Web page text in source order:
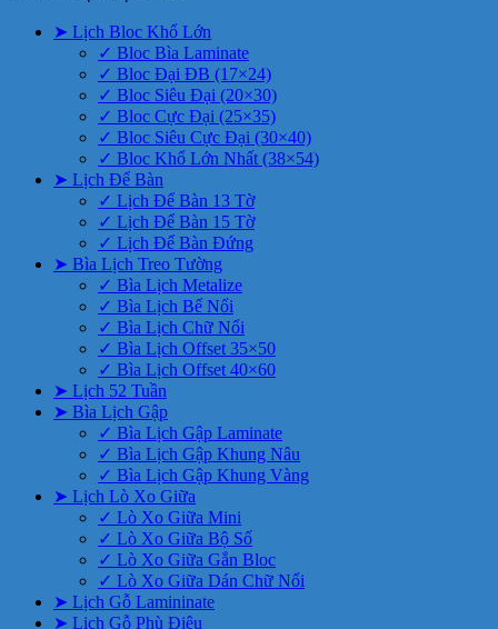
➤ Lịch Bloc Khổ Lớn
✓ Bloc Bìa Laminate
✓ Bloc Đại ĐB (17×24)
✓ Bloc Siêu Đại (20×30)
✓ Bloc Cực Đại (25×35)
✓ Bloc Siêu Cực Đại (30×40)
✓ Bloc Khổ Lớn Nhất (38×54)
➤ Lịch Để Bàn
✓ Lịch Để Bàn 13 Tờ
✓ Lịch Để Bàn 15 Tờ
✓ Lịch Để Bàn Đứng
➤ Bìa Lịch Treo Tường
✓ Bìa Lịch Metalize
✓ Bìa Lịch Bế Nổi
✓ Bìa Lịch Chữ Nổi
✓ Bìa Lịch Offset 35×50
✓ Bìa Lịch Offset 40×60
➤ Lịch 52 Tuần
➤ Bìa Lịch Gập
✓ Bìa Lịch Gập Laminate
✓ Bìa Lịch Gập Khung Nâu
✓ Bìa Lịch Gập Khung Vàng
➤ Lịch Lò Xo Giữa
✓ Lò Xo Giữa Mini
✓ Lò Xo Giữa Bộ Số
✓ Lò Xo Giữa Gắn Bloc
✓ Lò Xo Giữa Dán Chữ Nổi
➤ Lịch Gỗ Lamininate
➤ Lịch Gỗ Phù Điêu